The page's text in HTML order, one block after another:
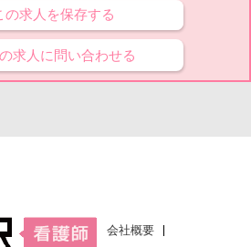
求人を保存する
求人に問い合わせる
会社概要